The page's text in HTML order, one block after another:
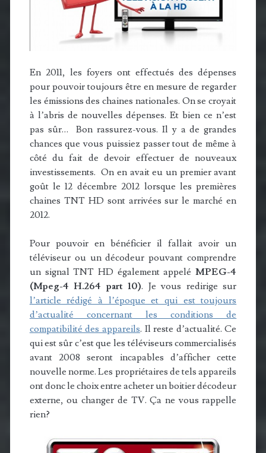
En 2011, les foyers ont effectués des dépenses
pour pouvoir toujours être en mesure de regarder
les émissions des chaines nationales. On se croyait
à l’abris de nouvelles dépenses. Et bien ce n’est
pas sûr… Bon rassurez-vous. Il y a de grandes
chances que vous puissiez passer tout de même à
côté du fait de devoir effectuer de nouveaux
investissements. On en avait eu un premier avant
goût le 12 décembre 2012 lorsque les premières
chaines TNT HD sont arrivées sur le marché en
2012.
Pour pouvoir en bénéficier il fallait avoir un
téléviseur ou un décodeur pouvant comprendre
un signal TNT HD également appeléMPEG-4
(Mpeg-4 H.264 part 10). Je vous redirige sur
l’article rédigé à l’époque et qui est toujours
d’actualité concernant les conditions de
compatibilité des appareils. Il reste d’actualité. Ce
qui est sûr c’est que les téléviseurs commercialisés
avant 2008 seront incapables d’afficher cette
nouvelle norme. Les propriétaires de tels appareils
ont donc le choix entre acheter un boitier décodeur
externe, ou changer de TV. Ça ne vous rappelle
rien?